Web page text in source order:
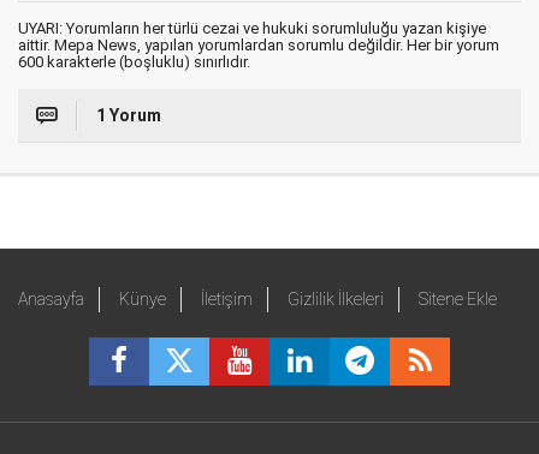
UYARI: Yorumların her türlü cezai ve hukuki sorumluluğu yazan kişiye
aittir. Mepa News, yapılan yorumlardan sorumlu değildir. Her bir yorum
600 karakterle (boşluklu) sınırlıdır.
1 Yorum
Anasayfa Künye İletişim Gizlilik İlkeleri Sitene Ekle